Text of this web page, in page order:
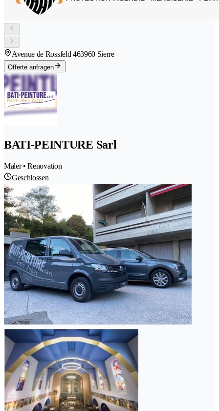
Avenue de Rossfeld 463960 Sierre
Offerte anfragen
BATI-PEINTURE Sarl
Maler • Renovation
Geschlossen